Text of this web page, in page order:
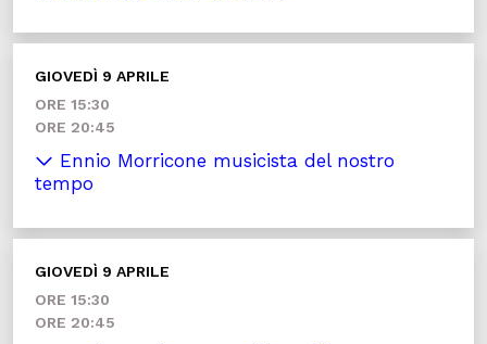
GIOVEDÌ 9 APRILE
ORE 15:30
ORE 20:45
Ennio Morricone musicista del nostro
tempo
GIOVEDÌ 9 APRILE
ORE 15:30
ORE 20:45